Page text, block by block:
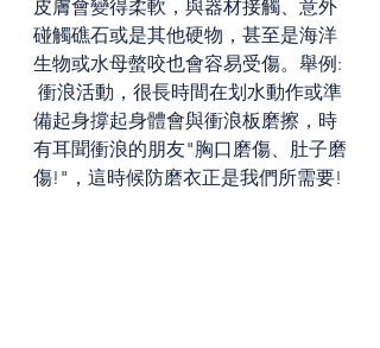
皮膚會變得柔軟，與器材接觸、意外
碰觸礁石或是其他硬物，甚至是海洋
生物或水母螫咬也會容易受傷。舉例:
衝浪活動，很長時間在划水動作或準
備起身撐起身體會與衝浪板磨擦，時
有耳聞衝浪的朋友"胸口磨傷、肚子磨
傷!"，這時候防磨衣正是我們所需要!